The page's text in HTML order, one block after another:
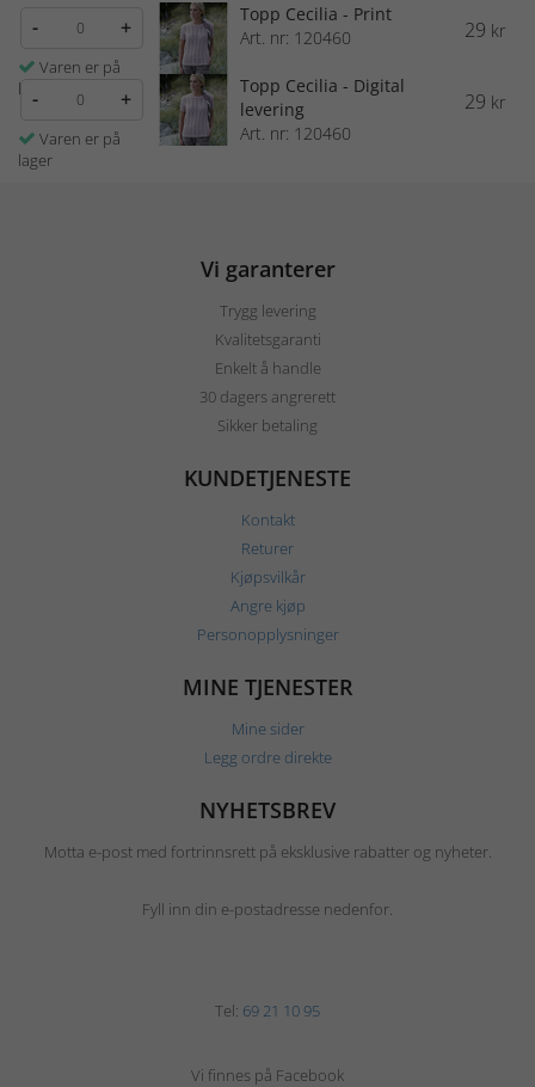
- +
Varen er på
lager
Topp Cecilia - Print
Art. nr: 120460
29 kr
- +
Varen er på
lager
Topp Cecilia - Digital
levering
Art. nr: 120460
29 kr
Vi garanterer
Trygg levering
Kvalitetsgaranti
Enkelt å handle
30 dagers angrerett
Sikker betaling
KUNDETJENESTE
Kontakt
Returer
Kjøpsvilkår
Angre kjøp
Personopplysninger
MINE TJENESTER
Mine sider
Legg ordre direkte
NYHETSBREV
Motta e-post med fortrinnsrett på eksklusive rabatter og nyheter.
Fyll inn din e-postadresse nedenfor.
Tel: 69 21 10 95
Vi finnes på Facebook